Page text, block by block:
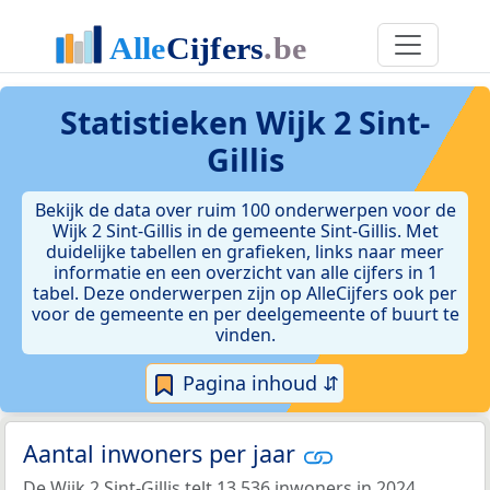
Statistieken Wijk 2 Sint-
Gillis
Bekijk de data over ruim 100 onderwerpen voor de
Wijk 2 Sint-Gillis in de gemeente Sint-Gillis. Met
duidelijke tabellen en grafieken, links naar meer
informatie en een overzicht van alle cijfers in 1
tabel. Deze onderwerpen zijn op AlleCijfers ook per
voor de gemeente en per deelgemeente of buurt te
vinden.
Pagina inhoud ⇵
Aantal inwoners per jaar